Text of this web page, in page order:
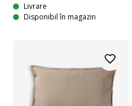
Livrare
Disponibil în magazin